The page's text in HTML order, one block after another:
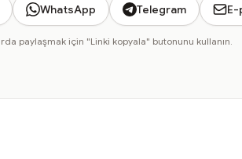
WhatsApp Telegram
paylaşmak için "Linki kopyala" butonunu kullanın.